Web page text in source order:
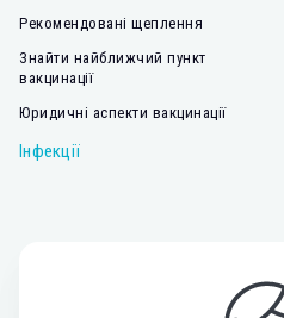
Рекомендовані щеплення
Знайти найближчий пункт
вакцинації
Юридичні аспекти вакцинації
Інфекції